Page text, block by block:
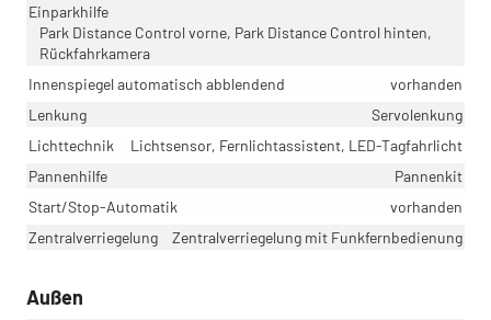
Einparkhilfe
Park Distance Control vorne, Park Distance Control hinten,
Rückfahrkamera
Innenspiegel automatisch abblendend
vorhanden
Lenkung
Servolenkung
Lichttechnik
Lichtsensor, Fernlichtassistent, LED-Tagfahrlicht
Pannenhilfe
Pannenkit
Start/Stop-Automatik
vorhanden
Zentralverriegelung
Zentralverriegelung mit Funkfernbedienung
Außen